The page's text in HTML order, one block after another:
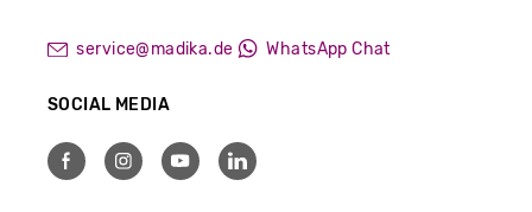
service@madika.de WhatsApp Chat
SOCIAL MEDIA